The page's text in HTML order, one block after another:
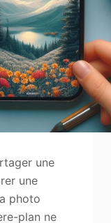
une
une
photo
plan ne